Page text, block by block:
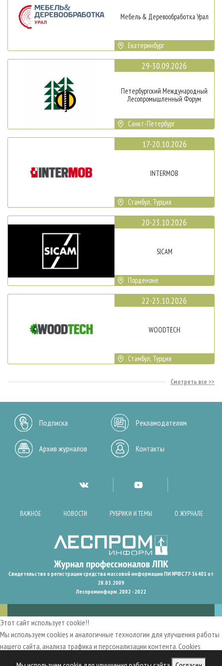
Мебель & Деревообработка Урал
Екатеринбург
29-30.09.2026
Петербургский Международный
Лесопромышленный Форум
Санкт-Петербург
17-20.10.2026
INTERMOB
Стамбул, Турция
20-23.10.2026
SICAM
Порденоне
22-25.10.2026
WOODTECH
Стамбул, Турция
Смотреть все
Подписка Рекламодателям
Архив журналов Контакты
ВАЖНОЕ НОВОСТИ РУБРИКИ И ТЕМЫ О ЖУРНАЛЕ
Свидетельство о регистрации средства массовой информации ПИ №ФС77-36401 от
28.05.2009
Леспроминформ. 2002 - 2022
Этот сайт использует cookie!!
Мы используем cookies и аналогичные технологии для улучшения работы
нашего сайта, анализа трафика и персонализации контента. Cookies